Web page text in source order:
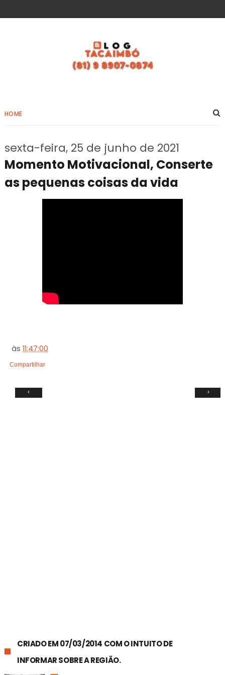
HOME
sexta-feira, 25 de junho de 2021
Momento Motivacional, Conserte
as pequenas coisas da vida
às11:47:00
Compartilhar
‹ ›
CRIADO EM 07/03/2014 COM O INTUITO DE
INFORMAR SOBRE A REGIÃO.